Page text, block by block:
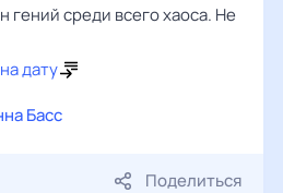
гений среди всего хаоса. Не
дату
Басс
Поделиться